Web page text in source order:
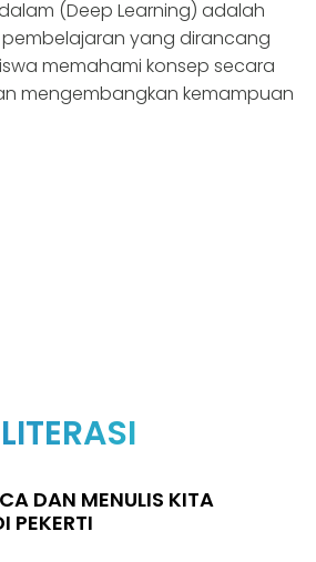
(Deep Learning) adalah
yang dirancang
memahami konsep secara
mengembangkan kemampuan
DAN MENULIS KITA
PEKERTI